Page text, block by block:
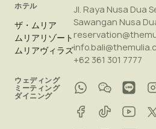
ホテル
ザ・ムリア
ムリアリゾート
ムリアヴィラズ
ウェディング
ミーティング
ダイニング
Jl. Raya Nusa Dua
Sawangan Nusa
+62 361 301 7777